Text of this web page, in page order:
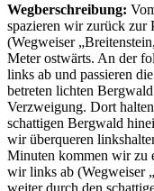
Wegberschreibung:
spazieren wir zurück zur
(Wegweiser
Meter ostwärts. An der
links ab und passieren
betreten lichten
Verzweigung. Dort
schattigen Bergwald
wir überqueren
Minuten kommen wir zu
wir links ab (Wegweiser
weiter durch den